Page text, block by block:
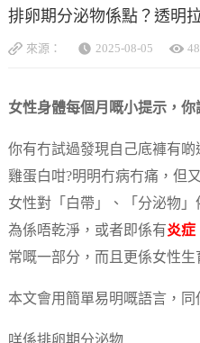
排卵期分泌物係點？透明
來源： 2025-08-05
女性身體每個月嘅小提示，你
你有冇試過發現自己底褲有
雞蛋白咁?明明冇病冇痛，但
女性對「白帶」、「分泌物
為係唔乾淨，或者即係有炎症
常嘅一部分，而且更係女性生
本文會用簡單易明嘅語言，同